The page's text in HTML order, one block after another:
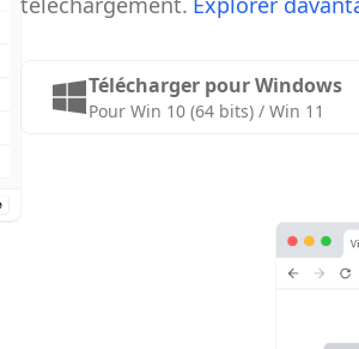
Télécharger pour Windows
Pour Win 10 (64 bits) / Win 11